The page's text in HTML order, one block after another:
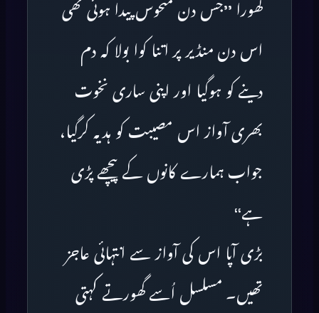
گھورا ’’جس دن منحوس پیدا ہوئی تھی
اس دن منڈیر پر اتنا کوا بولا کہ دم
دینے کو ہوگیا اور اپنی ساری نخوت
بھری آواز اس مصیبت کو ہدیہ کرگیا،
جواب ہمارے کانوں کے پیچھے پڑی
ہے‘‘
بڑی آپا اس کی آواز سے انتہائی عاجز
تھیں۔ مسلسل اُسے گھورتے کہتی